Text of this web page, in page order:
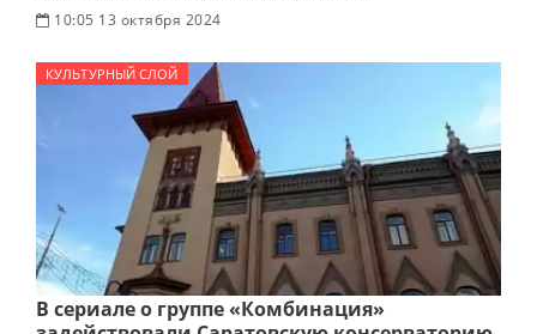
10:05 13 октября 2024
КУЛЬТУРНЫЙ СЛОЙ
В сериале о группе «Комбинация»